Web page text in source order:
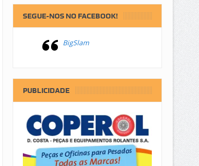
SEGUE-NOS NO FACEBOOK!
BigSlam
PUBLICIDADE